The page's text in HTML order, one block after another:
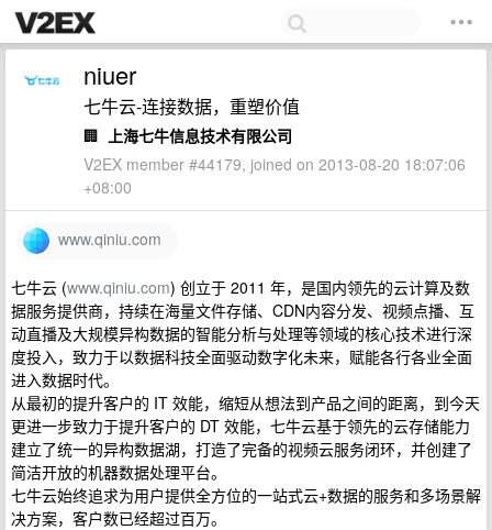
niuer
七牛云-连接数据，重塑价值
🏢 上海七牛信息技术有限公司
V2EX member #44179, joined on 2013-08-20 18:07:06
+08:00
www.qiniu.com
七牛云 (www.qiniu.com) 创立于 2011 年，是国内领先的云计算及数
据服务提供商，持续在海量文件存储、CDN内容分发、视频点播、互
动直播及大规模异构数据的智能分析与处理等领域的核心技术进行深
度投入，致力于以数据科技全面驱动数字化未来，赋能各行各业全面
进入数据时代。
从最初的提升客户的 IT 效能，缩短从想法到产品之间的距离，到今天
更进一步致力于提升客户的 DT 效能，七牛云基于领先的云存储能力
建立了统一的异构数据湖，打造了完备的视频云服务闭环，并创建了
简洁开放的机器数据处理平台。
七牛云始终追求为用户提供全方位的一站式云+数据的服务和多场景解
决方案，客户数已经超过百万。